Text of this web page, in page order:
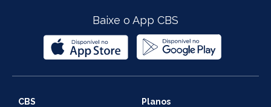
Baixe o App CBS
CBS Planos